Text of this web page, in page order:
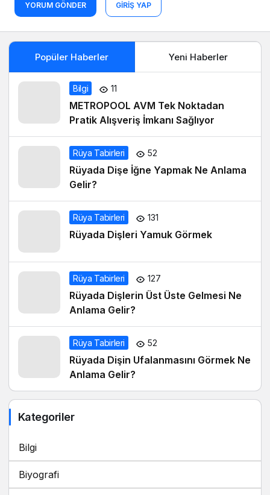
YORUM GÖNDER GIRIŞ YAP
Popüler Haberler Yeni Haberler
Bilgi 11
METROPOOL AVM Tek Noktadan
Pratik Alışveriş İmkanı Sağlıyor
Rüya Tabirleri 52
Rüyada Dişe İğne Yapmak Ne Anlama
Gelir?
Rüya Tabirleri 131
Rüyada Dişleri Yamuk Görmek
Rüya Tabirleri 127
Rüyada Dişlerin Üst Üste Gelmesi Ne
Anlama Gelir?
Rüya Tabirleri 52
Rüyada Dişin Ufalanmasını Görmek Ne
Anlama Gelir?
Kategoriler
Bilgi
Biyografi